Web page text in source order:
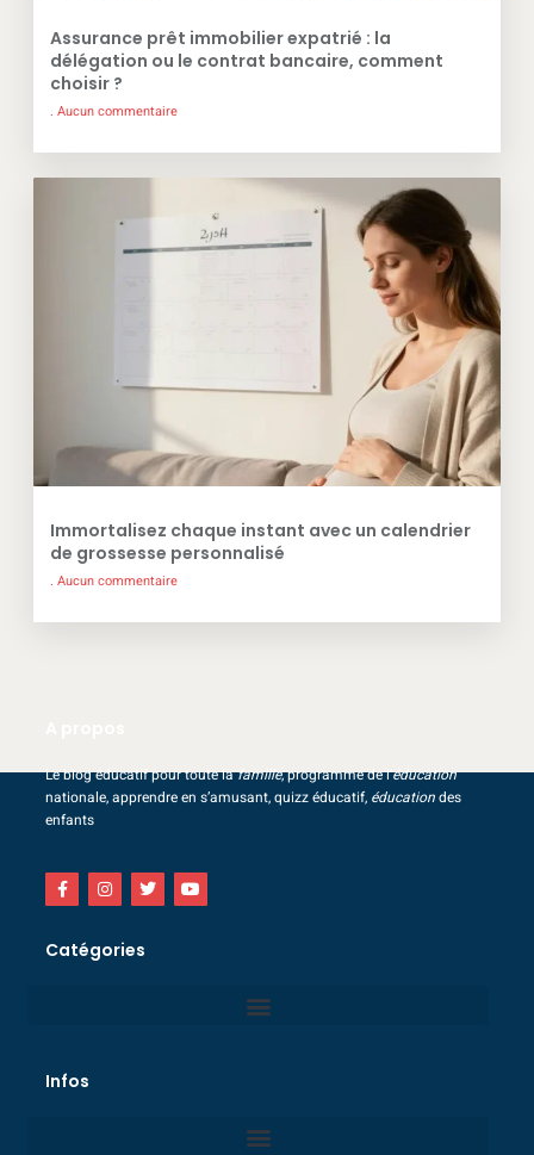
Assurance prêt immobilier expatrié : la
délégation ou le contrat bancaire, comment
choisir ?
Aucun commentaire
Immortalisez chaque instant avec un calendrier
de grossesse personnalisé
Aucun commentaire
Le blog éducatif pour toute lafamille, programme de l’éducation
nationale, apprendre en s’amusant, quizz éducatif, éducationdes
enfants
Catégories
Infos